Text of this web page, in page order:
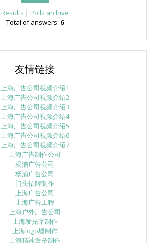
Results | Polls archive
Total of answers: 6
友情链接
上海广告公司视频介绍1
上海广告公司视频介绍2
上海广告公司视频介绍3
上海广告公司视频介绍4
上海广告公司视频介绍5
上海广告公司视频介绍6
上海广告公司视频介绍7
上海广告制作公司
杨浦广告公司
杨浦广告公司
门头招牌制作
上海广告公司
上海广告工程
上海户外广告公司
上海发光字制作
上海logo墙制作
上海精神堡垒制作